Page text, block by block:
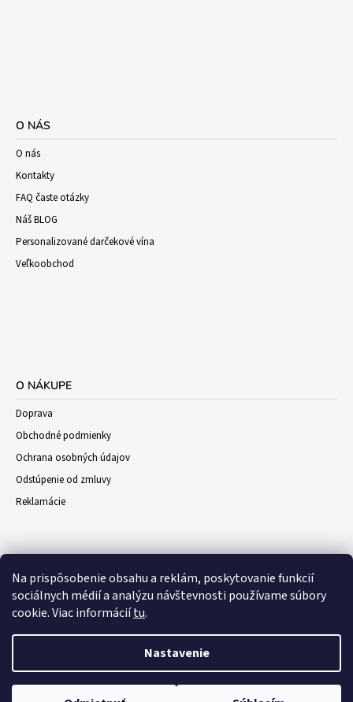
Na prispôsobenie obsahu a reklám, poskytovanie funkcií
sociálnych médií a analýzu návštevnosti používame súbory
cookie. Viac informáciítu.
Nastavenie
O NÁS
O nás
Kontakty
FAQ časte otázky
Náš BLOG
Personalizované darčekové vína
Veľkoobchod
O NÁKUPE
Doprava
Obchodné podmienky
Ochrana osobných údajov
Odstúpenie od zmluvy
Reklamácie
Vytvoril ShoptetaWEBHUT.sk
© 2026 Darceky-vino.sk. Všetky práva